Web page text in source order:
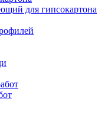
для гипсокартона